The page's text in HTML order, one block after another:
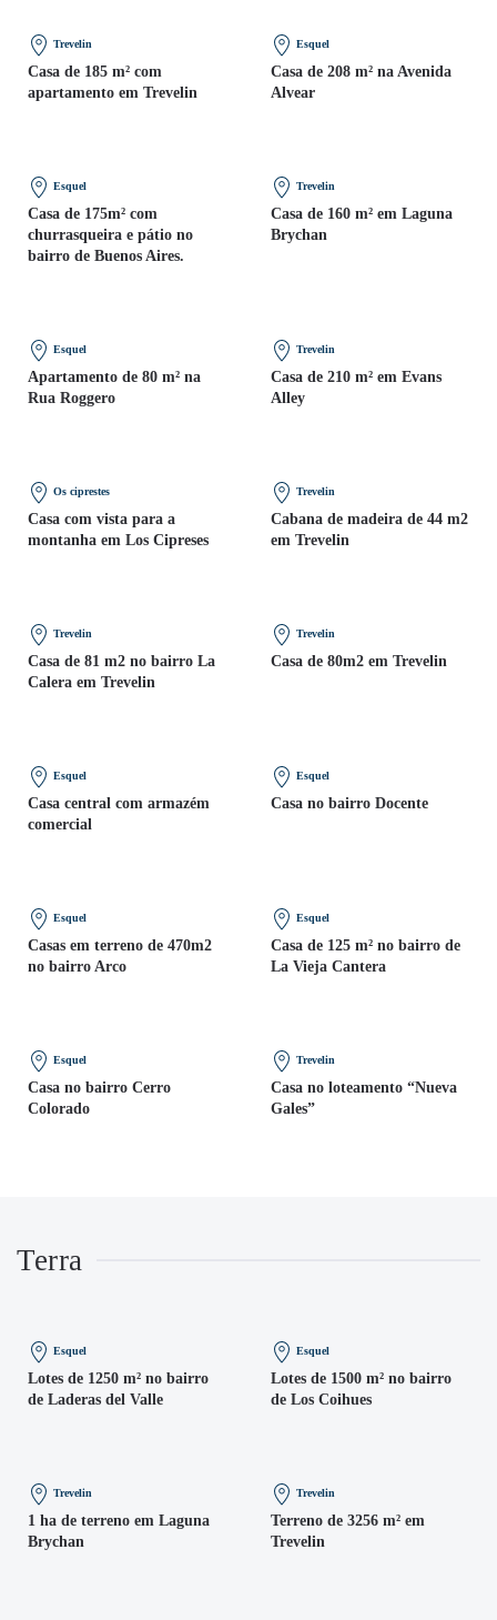
Trevelin
Casa de 185 m² com
apartamento em Trevelin
Esquel
Casa de 208 m² na Avenida
Alvear
Esquel
Casa de 175m² com
churrasqueira e pátio no
bairro de Buenos Aires.
Trevelin
Casa de 160 m² em Laguna
Brychan
Esquel
Apartamento de 80 m² na
Rua Roggero
Trevelin
Casa de 210 m² em Evans
Alley
Os ciprestes
Casa com vista para a
montanha em Los Cipreses
Trevelin
Cabana de madeira de 44 m2
em Trevelin
Trevelin
Casa de 81 m2 no bairro La
Calera em Trevelin
Trevelin
Casa de 80m2 em Trevelin
Esquel
Casa central com armazém
comercial
Esquel
Casa no bairro Docente
Esquel
Casas em terreno de 470m2
no bairro Arco
Esquel
Casa de 125 m² no bairro de
La Vieja Cantera
Esquel
Casa no bairro Cerro
Colorado
Trevelin
Casa no loteamento “Nueva
Gales”
Terra
Esquel
Lotes de 1250 m² no bairro
de Laderas del Valle
Esquel
Lotes de 1500 m² no bairro
de Los Coihues
Trevelin
1 ha de terreno em Laguna
Brychan
Trevelin
Terreno de 3256 m² em
Trevelin